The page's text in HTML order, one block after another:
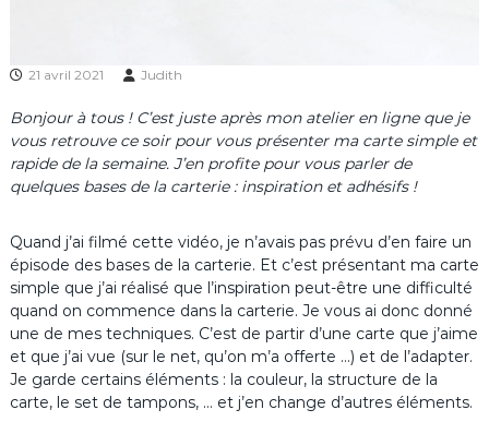
21 avril 2021 Judith
Bonjour à tous ! C’est juste après mon atelier en ligne que je
vous retrouve ce soir pour vous présenter ma carte simple et
rapide de la semaine. J’en profite pour vous parler de
quelques bases de la carterie : inspiration et adhésifs !
Quand j’ai filmé cette vidéo, je n’avais pas prévu d’en faire un
épisode des bases de la carterie. Et c’est présentant ma carte
simple que j’ai réalisé que l’inspiration peut-être une difficulté
quand on commence dans la carterie. Je vous ai donc donné
une de mes techniques. C’est de partir d’une carte que j’aime
et que j’ai vue (sur le net, qu’on m’a offerte …) et de l’adapter.
Je garde certains éléments : la couleur, la structure de la
carte, le set de tampons, … et j’en change d’autres éléments.